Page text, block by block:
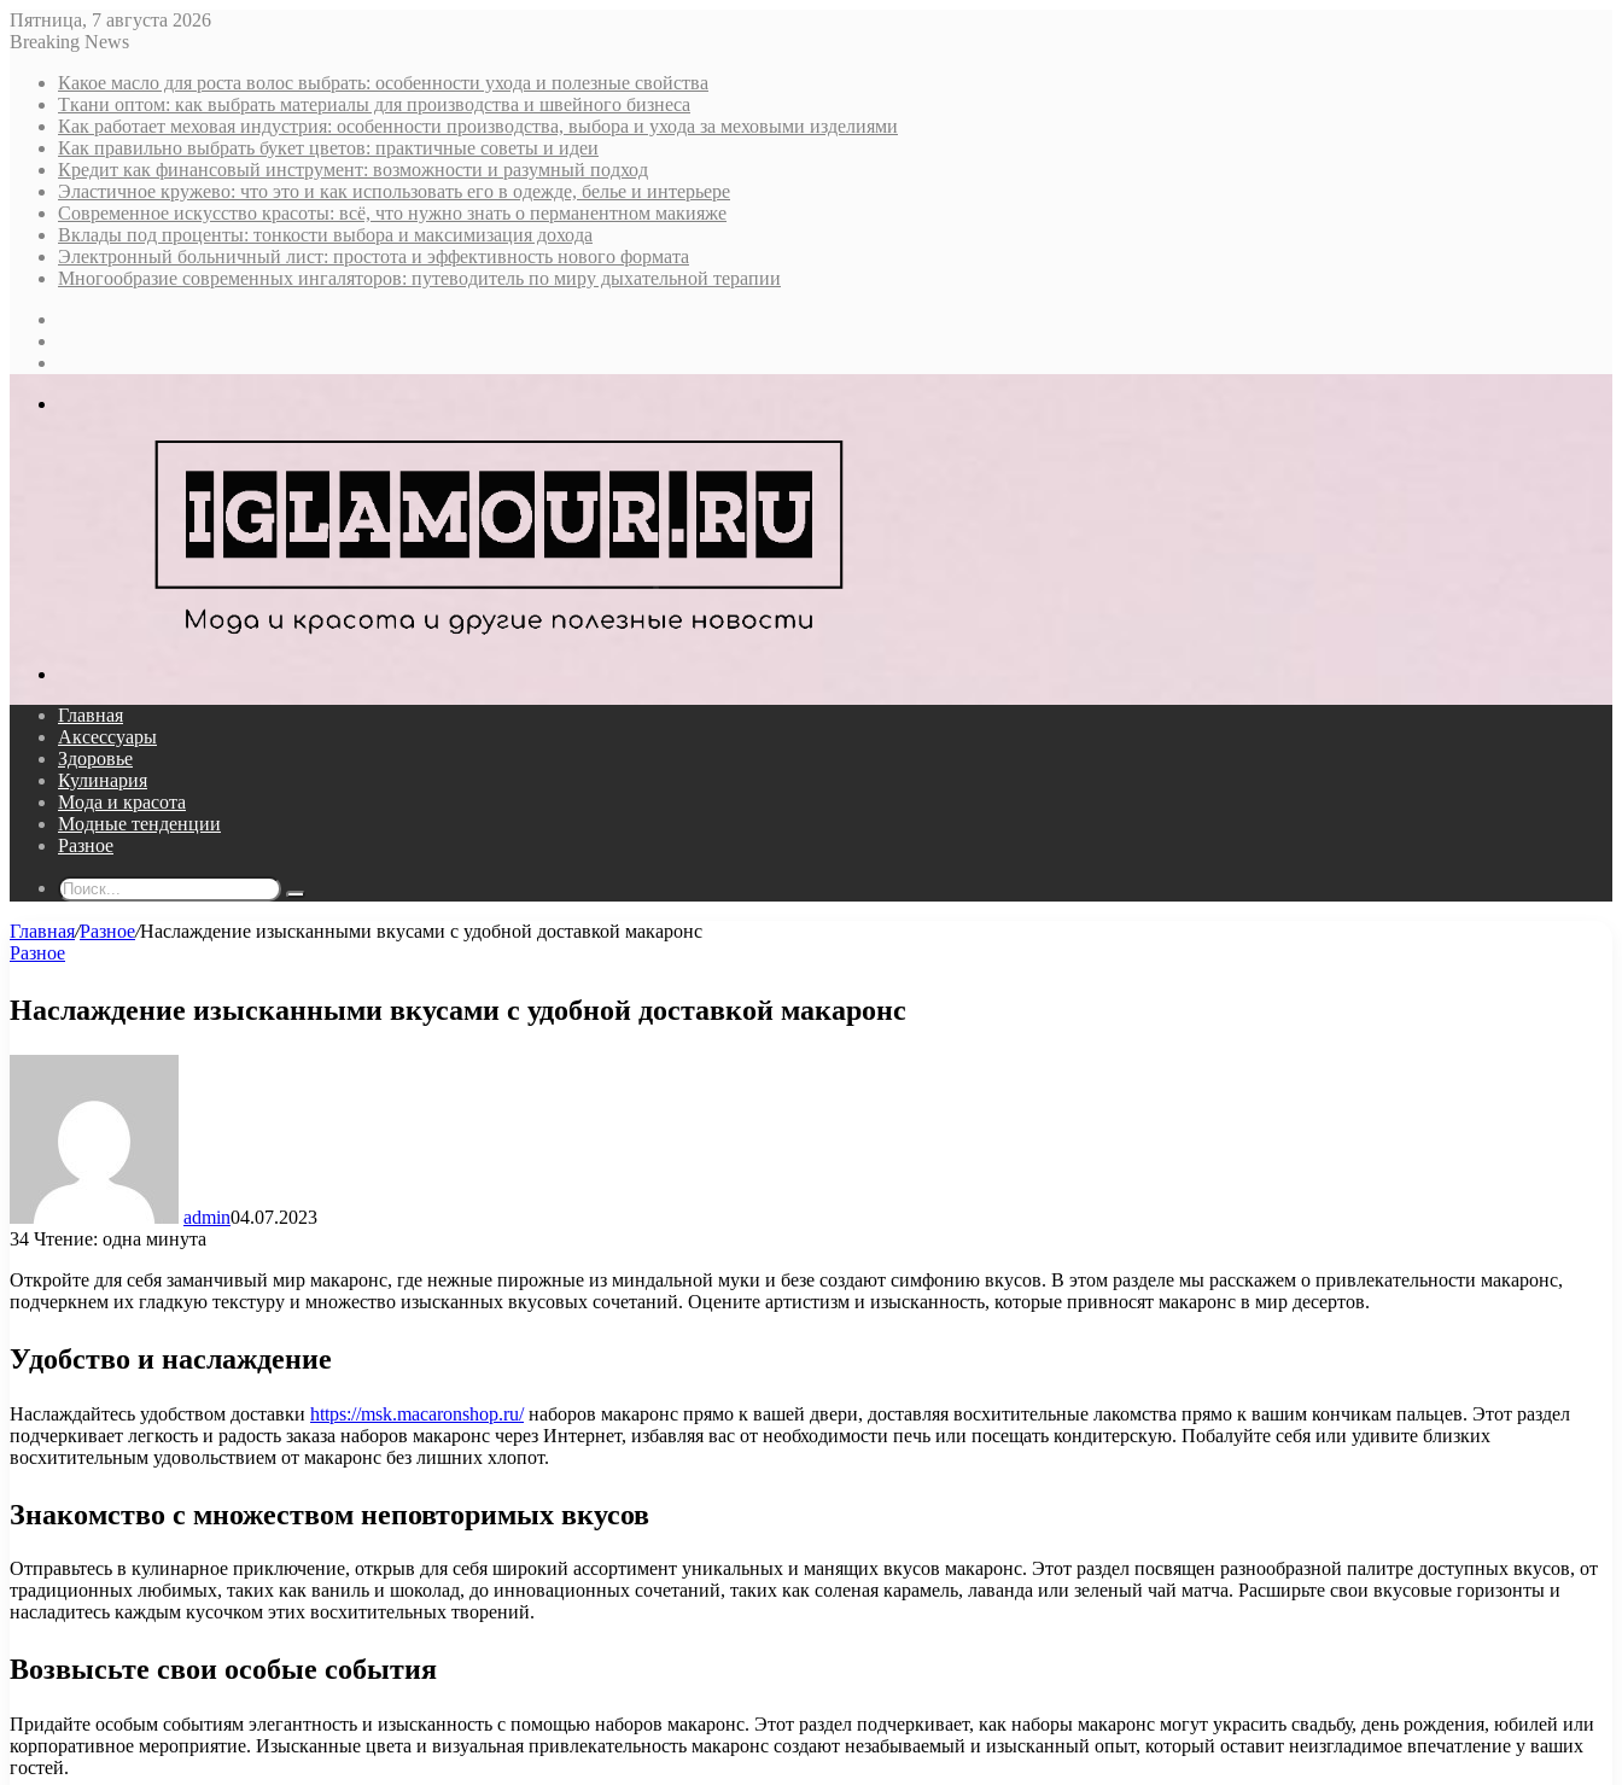
Пятница, 7 августа 2026
Breaking News
Какое масло для роста волос выбрать: особенности ухода и полезные свойства
Ткани оптом: как выбрать материалы для производства и швейного бизнеса
Как работает меховая индустрия: особенности производства, выбора и ухода за меховыми изделиями
Как правильно выбрать букет цветов: практичные советы и идеи
Кредит как финансовый инструмент: возможности и разумный подход
Эластичное кружево: что это и как использовать его в одежде, белье и интерьере
Современное искусство красоты: всё, что нужно знать о перманентном макияже
Вклады под проценты: тонкости выбора и максимизация дохода
Электронный больничный лист: простота и эффективность нового формата
Многообразие современных ингаляторов: путеводитель по миру дыхательной терапии
Главная
Аксессуары
Здоровье
Кулинария
Мода и красота
Модные тенденции
Разное
Поиск...
Главная/Разное/Наслаждение изысканными вкусами с удобной доставкой макаронс
Разное
Наслаждение изысканными вкусами с удобной доставкой макаронс
admin04.07.2023
34 Чтение: одна минута
Откройте для себя заманчивый мир макаронс, где нежные пирожные из миндальной муки и безе создают симфонию вкусов. В этом разделе мы расскажем о привлекательности макаронс,
подчеркнем их гладкую текстуру и множество изысканных вкусовых сочетаний. Оцените артистизм и изысканность, которые привносят макаронс в мир десертов.
Удобство и наслаждение
Наслаждайтесь удобством доставки https://msk.macaronshop.ru/наборов макаронс прямо к вашей двери, доставляя восхитительные лакомства прямо к вашим кончикам пальцев. Этот раздел
подчеркивает легкость и радость заказа наборов макаронс через Интернет, избавляя вас от необходимости печь или посещать кондитерскую. Побалуйте себя или удивите близких
восхитительным удовольствием от макаронс без лишних хлопот.
Знакомство с множеством неповторимых вкусов
Отправьтесь в кулинарное приключение, открыв для себя широкий ассортимент уникальных и манящих вкусов макаронс. Этот раздел посвящен разнообразной палитре доступных вкусов, от
традиционных любимых, таких как ваниль и шоколад, до инновационных сочетаний, таких как соленая карамель, лаванда или зеленый чай матча. Расширьте свои вкусовые горизонты и
насладитесь каждым кусочком этих восхитительных творений.
Возвысьте свои особые события
Придайте особым событиям элегантность и изысканность с помощью наборов макаронс. Этот раздел подчеркивает, как наборы макаронс могут украсить свадьбу, день рождения, юбилей или
корпоративное мероприятие. Изысканные цвета и визуальная привлекательность макаронс создают незабываемый и изысканный опыт, который оставит неизгладимое впечатление у ваших
гостей.